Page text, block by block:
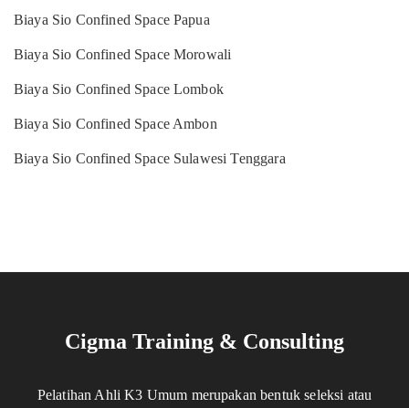
Biaya Sio Confined Space Papua
Biaya Sio Confined Space Morowali
Biaya Sio Confined Space Lombok
Biaya Sio Confined Space Ambon
Biaya Sio Confined Space Sulawesi Tenggara
Cigma Training & Consulting
Pelatihan Ahli K3 Umum merupakan bentuk seleksi atau